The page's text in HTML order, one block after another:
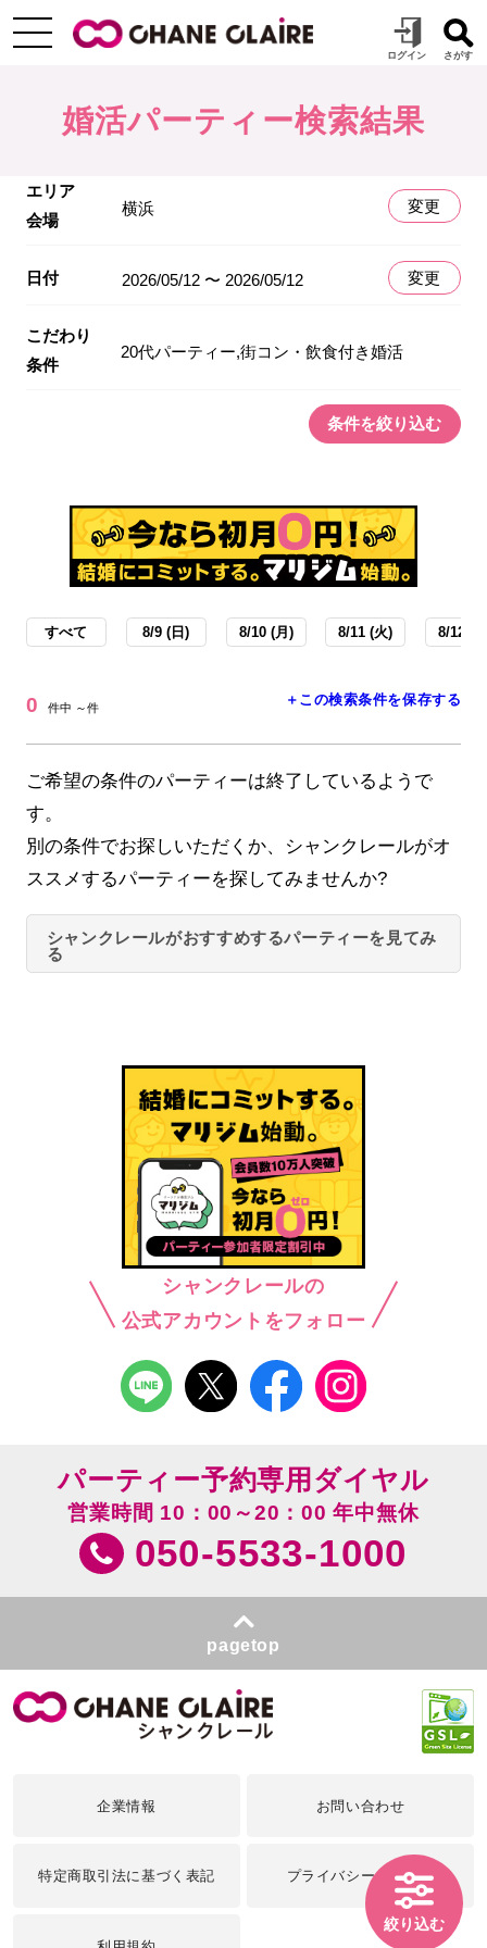
婚活パーティー検索結果
エリア
会場
横浜 変更
日付 2026/05/12 〜 2026/05/12 変更
こだわり
条件
20代パーティー,街コン・飲食付き婚活
条件を絞り込む
すべて 8/9 (日) 8/10 (月) 8/11 (火) 8/12 (
0 件中 ～件 ＋この検索条件を保存する
ご希望の条件のパーティーは終了しているようで
す。
別の条件でお探しいただくか、シャンクレールがオ
ススメするパーティーを探してみませんか?
シャンクレールがおすすめするパーティーを見てみ
る
シャンクレールの
公式アカウントをフォロー
絞り込む
パーティー予約専用ダイヤル
営業時間 10：00～20：00 年中無休
050-5533-1000
pagetop
企業情報 お問い合わせ
特定商取引法に基づく表記 プライバシーポリシー